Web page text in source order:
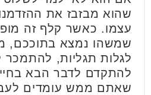
שהוא מבזבז את
עצמו. כאשר קלף זה
שמשהו נמצא בתוככם,
לגלות תגליות, להתמכר
להתקדם לדבר הבא
שאתם ממש עומדים